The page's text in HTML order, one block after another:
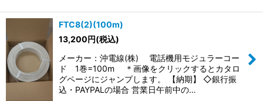
FTC8(2)(100m)
13,200円(税込)
メーカー：沖電線(株) 電話機用モジュラーコー
ド 1巻=100m ＊画像をクリックするとカタロ
グページにジャンプします。 【納期】 ◇銀行振
込・PAYPALの場合 営業日午前中の…